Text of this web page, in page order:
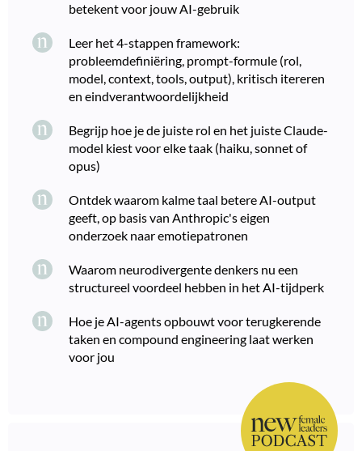
betekent voor jouw AI-gebruik
Leer het 4-stappen framework:
probleemdefiniëring, prompt-formule (rol,
model, context, tools, output), kritisch itereren
en eindverantwoordelijkheid
Begrijp hoe je de juiste rol en het juiste Claude-
model kiest voor elke taak (haiku, sonnet of
opus)
Ontdek waarom kalme taal betere AI-output
geeft, op basis van Anthropic's eigen
onderzoek naar emotiepatronen
Waarom neurodivergente denkers nu een
structureel voordeel hebben in het AI-tijdperk
Hoe je AI-agents opbouwt voor terugkerende
taken en compound engineering laat werken
voor jou